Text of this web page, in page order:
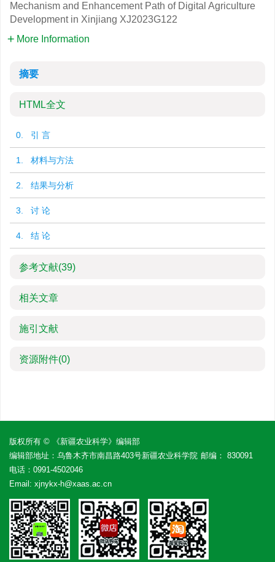
Mechanism and Enhancement Path of Digital Agriculture
Development in Xinjiang XJ2023G122
More Information
摘要
HTML全文
0. 引 言
1. 材料与方法
2. 结果与分析
3. 讨 论
4. 结 论
参考文献(39)
相关文章
施引文献
资源附件(0)
版权所有 © 《新疆农业科学》编辑部
编辑部地址：乌鲁木齐市南昌路403号新疆农业科学院 邮编： 830091
电话： 0991-4502046
Email: xjnykx-h@xaas.ac.cn